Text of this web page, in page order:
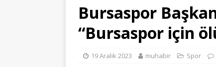
Bursaspor
“Bursaspor için
19 Aralık 2023 muhabir Spor